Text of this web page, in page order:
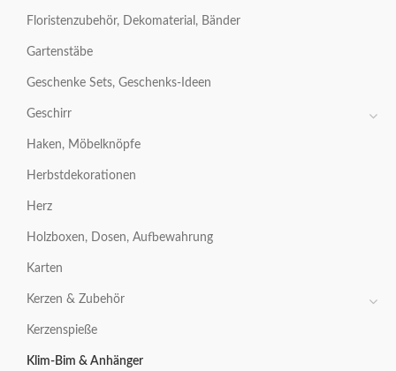
Floristenzubehör, Dekomaterial, Bänder
Gartenstäbe
Geschenke Sets, Geschenks-Ideen
Geschirr
Haken, Möbelknöpfe
Herbstdekorationen
Herz
Holzboxen, Dosen, Aufbewahrung
Karten
Kerzen & Zubehör
Kerzenspieße
Klim-Bim & Anhänger